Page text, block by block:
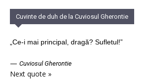
Cuvinte de duh de la Cuviosul Gherontie
„Ce-i mai principal, dragă? Sufletul!”
— Cuviosul Gherontie
Next quote »